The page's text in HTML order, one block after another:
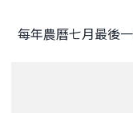
每年農曆七月最後